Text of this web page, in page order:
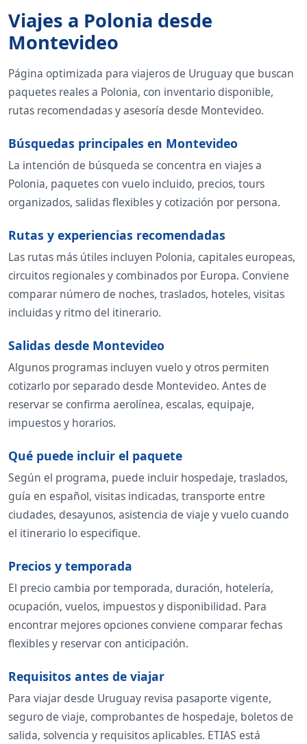
Viajes a Polonia desde
Montevideo
Página optimizada para viajeros de Uruguay que buscan
paquetes reales a Polonia, con inventario disponible,
rutas recomendadas y asesoría desde Montevideo.
Búsquedas principales en Montevideo
La intención de búsqueda se concentra en viajes a
Polonia, paquetes con vuelo incluido, precios, tours
organizados, salidas flexibles y cotización por persona.
Rutas y experiencias recomendadas
Las rutas más útiles incluyen Polonia, capitales europeas,
circuitos regionales y combinados por Europa. Conviene
comparar número de noches, traslados, hoteles, visitas
incluidas y ritmo del itinerario.
Salidas desde Montevideo
Algunos programas incluyen vuelo y otros permiten
cotizarlo por separado desde Montevideo. Antes de
reservar se confirma aerolínea, escalas, equipaje,
impuestos y horarios.
Qué puede incluir el paquete
Según el programa, puede incluir hospedaje, traslados,
guía en español, visitas indicadas, transporte entre
ciudades, desayunos, asistencia de viaje y vuelo cuando
el itinerario lo especifique.
Precios y temporada
El precio cambia por temporada, duración, hotelería,
ocupación, vuelos, impuestos y disponibilidad. Para
encontrar mejores opciones conviene comparar fechas
flexibles y reservar con anticipación.
Requisitos antes de viajar
Para viajar desde Uruguay revisa pasaporte vigente,
seguro de viaje, comprobantes de hospedaje, boletos de
salida, solvencia y requisitos aplicables. ETIAS está